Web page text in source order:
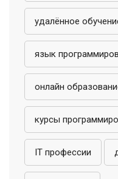
удалённое
язык
онлайн
курсы
IT профессии